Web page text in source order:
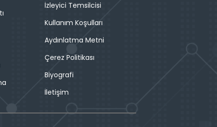
İzleyici Temsilcisi
Kullanım Koşulları
Aydınlatma Metni
Çerez Politikası
Biyografi
İletişim